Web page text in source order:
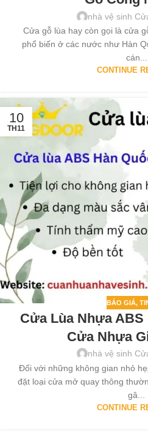
nhà vệ sinh
Cửa gỗ lùa hay còn gọi là cửa
phổ biến ở các nước như Hàn
cán...
CONTINUE
10
TH11
BÁO GIÁ,
Cửa Lùa Nhựa ABS
Cửa Nhựa
nhà vệ sinh
Đối với những không gian nhỏ
đặt loại cửa mở quay thông
gâ...
CONTINUE